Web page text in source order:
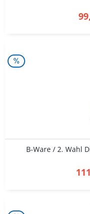
B-Ware / 2. Wahl